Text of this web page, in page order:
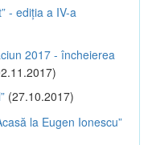
- ediția a IV-a
2017 - încheierea
(27.10.2017)
la Eugen Ionescu”